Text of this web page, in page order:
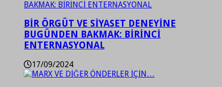
BİR ÖRGÜT VE SİYASET DENEYİNE
BUGÜNDEN BAKMAK: BİRİNCİ
ENTERNASYONAL
17/09/2024